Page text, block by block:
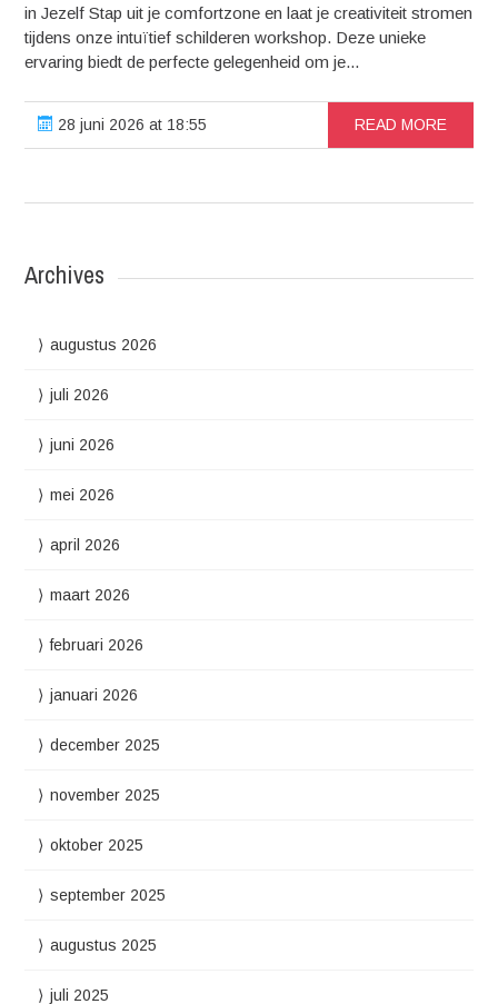
in Jezelf Stap uit je comfortzone en laat je creativiteit stromen
tijdens onze intuïtief schilderen workshop. Deze unieke
ervaring biedt de perfecte gelegenheid om je...
28 juni 2026 at 18:55 READ MORE
Archives
augustus 2026
juli 2026
juni 2026
mei 2026
april 2026
maart 2026
februari 2026
januari 2026
december 2025
november 2025
oktober 2025
september 2025
augustus 2025
juli 2025